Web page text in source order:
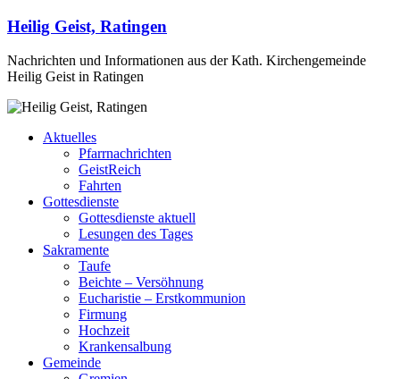
Heilig Geist, Ratingen
Nachrichten und Informationen aus der Kath. Kirchengemeinde
Heilig Geist in Ratingen
Aktuelles
Pfarrnachrichten
GeistReich
Fahrten
Gottesdienste
Gottesdienste aktuell
Lesungen des Tages
Sakramente
Taufe
Beichte – Versöhnung
Eucharistie – Erstkommunion
Firmung
Hochzeit
Krankensalbung
Gemeinde